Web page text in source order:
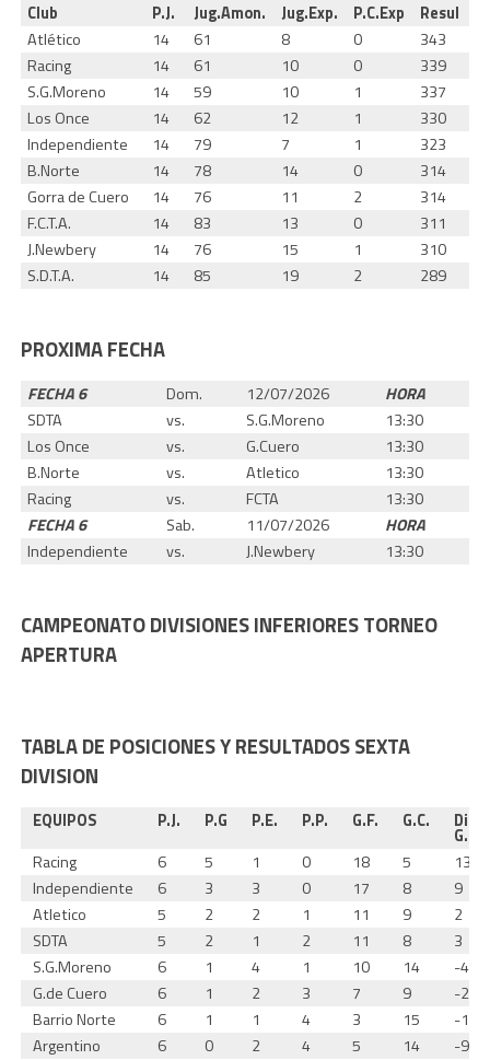
Club P.J. Jug.Amon. Jug.Exp. P.C.Exp
Resul
Atlético
14 61 8 0
343
Racing
14 61 10 0
339
S.G.Moreno
14 59 10 1
337
Los Once
14 62 12 1
330
Independiente
14 79 7 1
323
B.Norte
14 78 14 0
314
Gorra de Cuero
14 76 11 2
314
F.C.T.A.
14 83 13 0
311
J.Newbery
14 76 15 1
310
S.D.T.A.
14 85 19 2 289
PROXIMA FECHA
FECHA 6 Dom. 12/07/2026
HORA
SDTA
vs. S.G.Moreno
13:30
Los Once
vs. G.Cuero
13:30
B.Norte
vs. Atletico
13:30
Racing
vs. FCTA
13:30
FECHA 6
Sab. 11/07/2026
HORA
Independiente
vs. J.Newbery 13:30
CAMPEONATO DIVISIONES INFERIORES TORNEO
APERTURA
TABLA DE POSICIONES Y RESULTADOS SEXTA
DIVISION
EQUIPOS P.J. P.G P.E. P.P. G.F. G.C. Dif.
G.
Racing
6 5 1 0 18 5
13
Independiente
6 3 3 0 17 8
9
Atletico
5 2 2 1 11 9
2
SDTA
5 2 1 2 11 8
3
S.G.Moreno
6 1 4 1 10 14
-4
G.de Cuero
6 1 2 3 7 9
-2
Barrio Norte
6 1 1 4 3 15
-12
Argentino
6 0 2 4 5 14 -9